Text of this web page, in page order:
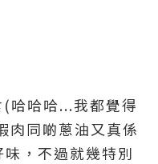
哈哈哈...我都覺得
肉同啲蔥油又真係
，不過就幾特別